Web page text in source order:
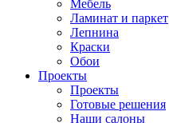
Мебель
Ламинат и паркет
Лепнина
Краски
Обои
Проекты
Проекты
Готовые решения
Наши салоны